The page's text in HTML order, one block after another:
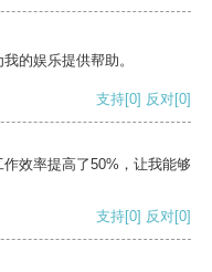
的娱乐提供帮助。
支持[0] 反对[0]
效率提高了50%，让我能够
支持[0] 反对[0]